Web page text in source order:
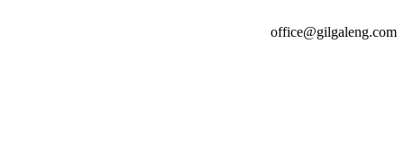
office@gilgaleng.com